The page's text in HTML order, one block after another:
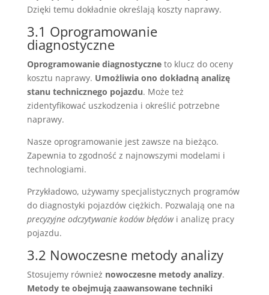
Dzięki temu dokładnie określają koszty naprawy.
3.1 Oprogramowanie
diagnostyczne
Oprogramowanie diagnostyczneto klucz do oceny
kosztu naprawy. Umożliwia ono dokładną analizę
stanu technicznego pojazdu. Może też
zidentyfikować uszkodzenia i określić potrzebne
naprawy.
Nasze oprogramowanie jest zawsze na bieżąco.
Zapewnia to zgodność z najnowszymi modelami i
technologiami.
Przykładowo, używamy specjalistycznych programów
do diagnostyki pojazdów ciężkich. Pozwalają one na
precyzyjne odczytywanie kodów błędówi analizę pracy
pojazdu.
3.2 Nowoczesne metody analizy
Stosujemy również nowoczesne metody analizy.
Metody te obejmują zaawansowane techniki